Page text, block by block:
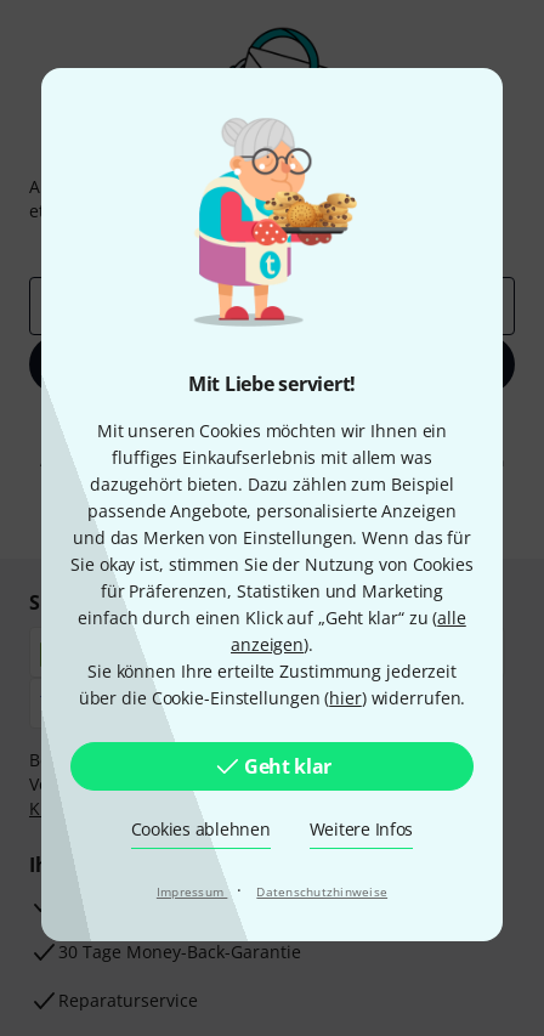
Mit Liebe serviert!
Mit unseren Cookies möchten wir Ihnen ein
fluffiges Einkaufserlebnis mit allem was
dazugehört bieten. Dazu zählen zum Beispiel
passende Angebote, personalisierte Anzeigen
und das Merken von Einstellungen. Wenn das für
Sie okay ist, stimmen Sie der Nutzung von Cookies
für Präferenzen, Statistiken und Marketing
einfach durch einen Klick auf „Geht klar“ zu (alle
anzeigen).
Sie können Ihre erteilte Zustimmung jederzeit
über die Cookie-Einstellungen (hier) widerrufen.
Geht klar
Cookies ablehnen Weitere Infos
Impressum · Datenschutzhinweise
Thomann Newsletter
Abonniere den Thomann Newsletter und gewinne mit
etwas Glück einen von
50 Gutscheinenüber jeweils
Inspirierende Beiträge
Deals
Mit Klick auf „Jetzt anmelden“ stimmen Sie dem Erhalt von E-Mail-
Werbung und einer Messung des E-Mail-Nutzungsverhaltens zu. Die
Abmeldung ist jederzeit möglich. Weitere Informationen finden Sie in
unserenDatenschutzhinweisen.
* Pflichtfeld
Sicher einkaufen & bezahlen
Bezahlen Sie vertraulich und sicher per Nachnahme,
Vorkasse, PayPal, Amazon Pay,
Klarna Sofort bezahlen,
Klarna Ratenzahlungoder Kreditkarte.
Ihre Vorteile
3 Jahre Thomann Garantie
30 Tage Money-Back-Garantie
Reparaturservice